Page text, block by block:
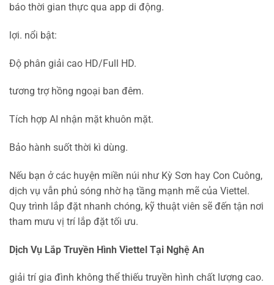
báo thời gian thực qua app di động.
lợi. nổi bật:
Độ phân giải cao HD/Full HD.
tương trợ hồng ngoại ban đêm.
Tích hợp AI nhận mặt khuôn mặt.
Bảo hành suốt thời kì dùng.
Nếu bạn ở các huyện miền núi như Kỳ Sơn hay Con Cuông,
dịch vụ vẫn phủ sóng nhờ hạ tầng mạnh mẽ của Viettel.
Quy trình lắp đặt nhanh chóng, kỹ thuật viên sẽ đến tận nơi
tham mưu vị trí lắp đặt tối ưu.
Dịch Vụ Lắp Truyền Hình Viettel Tại Nghệ An
giải trí gia đình không thể thiếu truyền hình chất lượng cao.